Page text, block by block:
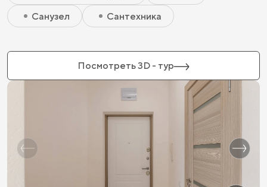
Санузел
Сантехника
Посмотреть 3D - тур